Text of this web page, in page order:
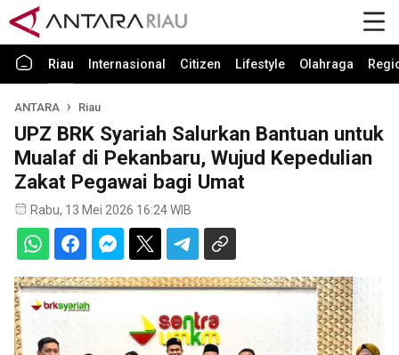
Riau Internasional Citizen Lifestyle Olahraga
ANTARA Riau
UPZ BRK Syariah Salurkan Bantuan untuk
Mualaf di Pekanbaru, Wujud Kepedulian
Zakat Pegawai bagi Umat
Rabu, 13 Mei 2026 16:24 WIB